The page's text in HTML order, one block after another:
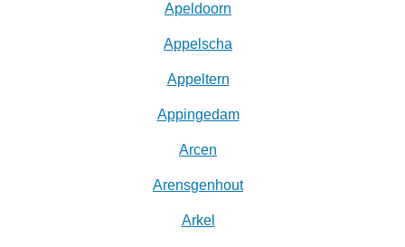
Apeldoorn
Appelscha
Appeltern
Appingedam
Arcen
Arensgenhout
Arkel